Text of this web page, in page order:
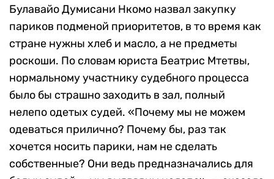
Булавайо Думисани Нкомо назвал закупку
париков подменой приоритетов, в то время как
стране нужны хлеб и масло, а не предметы
роскоши. По словам юриста Беатрис Мтетвы,
нормальному участнику судебного процесса
было бы страшно заходить в зал, полный
нелепо одетых судей. «Почему мы не можем
одеваться прилично? Почему бы, раз так
хочется носить парики, нам не сделать
собственные? Они ведь предназначались для